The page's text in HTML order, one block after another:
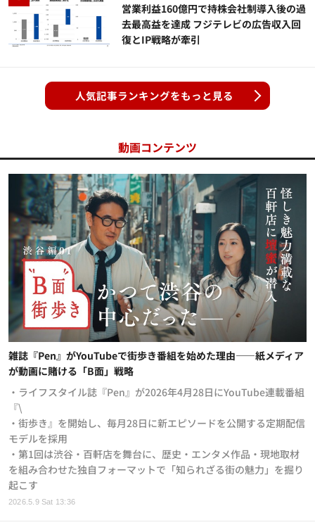
営業利益160億円で持株会社制導入後の過
去最高益を達成 フジテレビの広告収入回
復とIP戦略が牽引
人気記事ランキングをもっと見る
動画コンテンツ
2026.5.9 Sat 13:36
雑誌『Pen』がYouTubeで街歩き番組を始めた理由——紙メディア
が動画に賭ける「B面」戦略
・ライフスタイル誌『Pen』が2026年4月28日にYouTube連載番組
『\
・街歩き』を開始し、毎月28日に新エピソードを公開する定期配信
モデルを採用
・第1回は渋谷・百軒店を舞台に、歴史・エンタメ作品・現地取材
を組み合わせた独自フォーマットで「知られざる街の魅力」を掘り
起こす